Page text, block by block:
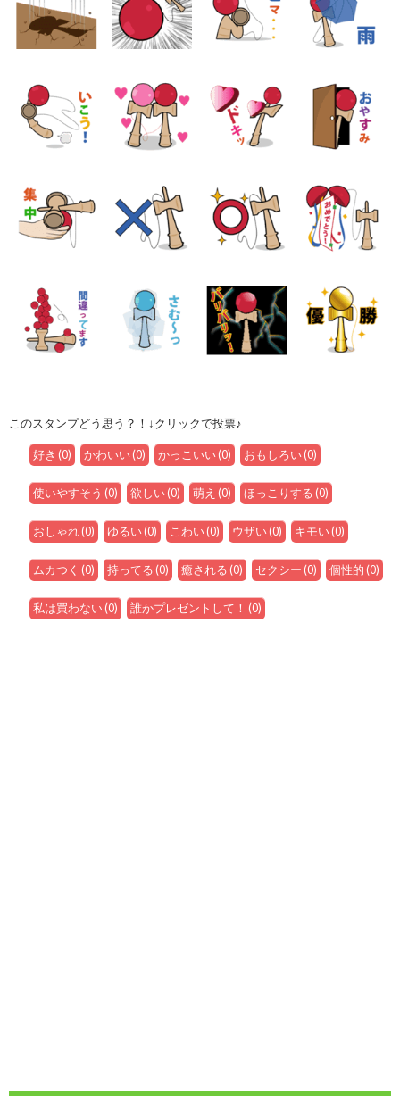
このスタンプどう思う？！↓クリックで投票♪
好き (0) かわいい(0) かっこいい(0) おもしろい(0)
使いやすそう (0) 欲しい(0) 萌え (0) ほっこりする(0)
おしゃれ(0) ゆるい(0) こわい(0) ウザい(0) キモい(0)
ムカつく (0) 持ってる(0) 癒される(0) セクシー(0) 個性的(0)
私は買わない(0) 誰かプレゼントして！ (0)